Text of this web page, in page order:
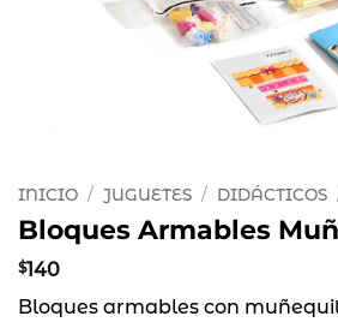
INICIO / JUGUETES / DIDÁCTICOS
Bloques Armables
$140
Bloques armables con